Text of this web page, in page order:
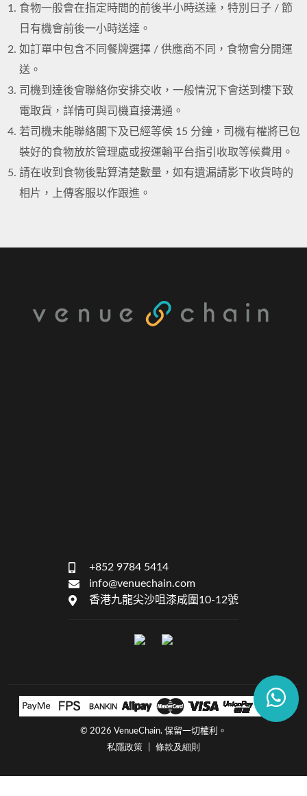
食物一般會在指定時間的前後半小時送達，特別日子 / 節
日有機會前後一小時送達。
如訂單中包含不同餐牌選擇 / 供應商不同，食物會分開運
送。
司機到達後會聯絡你安排交收，一般情況下會送到樓下致
電取貨，詳情可與司機直接溝通。
若司機未能聯絡閣下及已經等侯 15 分鐘，司機有權將已包
裝好的食物放於管理處或按運輸平台指引收取等候費用。
請在收到食物後點算清楚數量，如有遺漏請影下收貨時的
相片，上傳客服以作跟進。
+852 9784 5414
info@venuechain.com
香港九龍尖沙咀漆咸圍10-12號
© 2026 VenueChain. 保留一切權利。
私隱政策 條款及細則